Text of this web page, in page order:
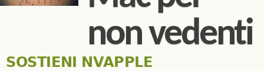
non vedenti
SOSTIENI NVAPPLE